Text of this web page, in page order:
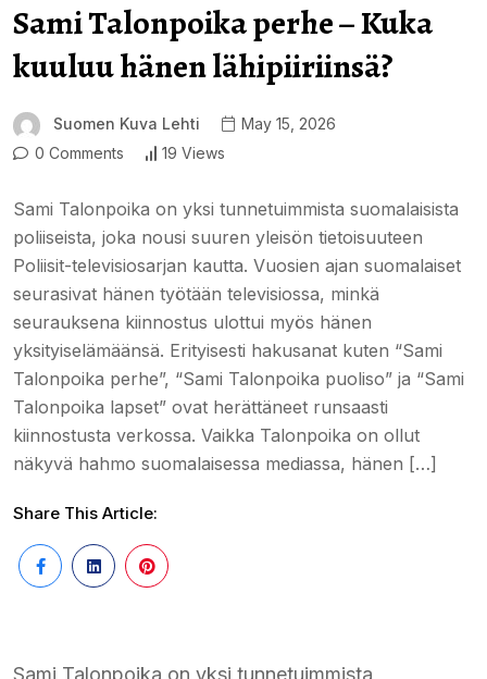
Sami Talonpoika perhe – Kuka
kuuluu hänen lähipiiriinsä?
Suomen Kuva Lehti
May 15, 2026
0 Comments
19 Views
Sami Talonpoika on yksi tunnetuimmista suomalaisista
poliiseista, joka nousi suuren yleisön tietoisuuteen
Poliisit-televisiosarjan kautta. Vuosien ajan suomalaiset
seurasivat hänen työtään televisiossa, minkä
seurauksena kiinnostus ulottui myös hänen
yksityiselämäänsä. Erityisesti hakusanat kuten “Sami
Talonpoika perhe”, “Sami Talonpoika puoliso” ja “Sami
Talonpoika lapset” ovat herättäneet runsaasti
kiinnostusta verkossa. Vaikka Talonpoika on ollut
näkyvä hahmo suomalaisessa mediassa, hänen […]
Share This Article:
Sami Talonpoika on yksi tunnetuimmista